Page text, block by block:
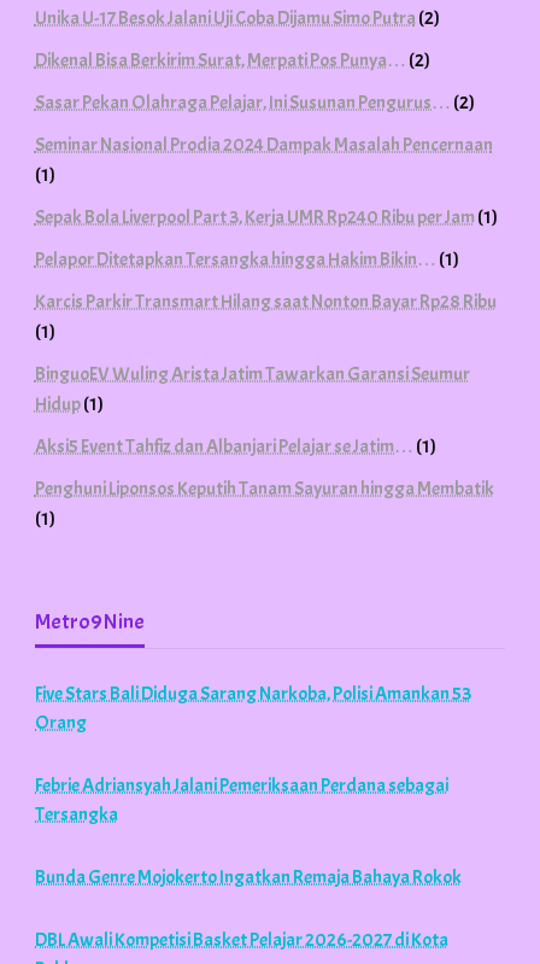
Unika U-17 Besok Jalani Uji Coba Dijamu Simo Putra(2)
Dikenal Bisa Berkirim Surat, Merpati Pos Punya… (2)
Sasar Pekan Olahraga Pelajar, Ini Susunan Pengurus… (2)
Seminar Nasional Prodia 2024 Dampak Masalah Pencernaan
(1)
Sepak Bola Liverpool Part 3, Kerja UMR Rp240 Ribu per Jam (1)
Pelapor Ditetapkan Tersangka hingga Hakim Bikin… (1)
Karcis Parkir Transmart Hilang saat Nonton Bayar Rp28 Ribu
(1)
BinguoEV Wuling Arista Jatim Tawarkan Garansi Seumur
Hidup(1)
Aksi5 Event Tahfiz dan Albanjari Pelajar se Jatim… (1)
Penghuni Liponsos Keputih Tanam Sayuran hingga Membatik
(1)
Metro9Nine
Five Stars Bali Diduga Sarang Narkoba, Polisi Amankan 53
Orang
Febrie Adriansyah Jalani Pemeriksaan Perdana sebagai
Tersangka
Bunda Genre Mojokerto Ingatkan Remaja Bahaya Rokok
DBL Awali Kompetisi Basket Pelajar 2026-2027 di Kota